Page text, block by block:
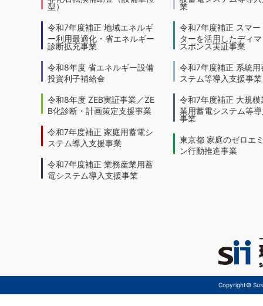
型）
令和7年度補正 地域エネルギ
ー利用最適化・省エネルギー
診断拡充事業
令和8年度 省エネルギー設備
投資利子補給金
令和8年度 ZEB実証事業／ZE
B化診断・計画策定支援事業
令和7年度補正 家庭用蓄電シ
ステム導入支援事業
令和7年度補正 業務産業用蓄
電システム導入支援事業
業
令和7年度補正 スマー
ターを活用したディ
スポンス実証事業
令和7年度補正 系統用
ステム等導入支援事業
令和7年度補正 大規模
業用蓄電システム等
事業
東京都 家庭のゼロエ
ン行動推進事業
Copyright©